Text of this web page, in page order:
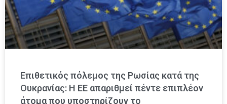
Επιθετικός πόλεμος της Ρωσίας κατά της
Ουκρανίας: Η ΕΕ απαριθμεί πέντε επιπλέον
άτομα που υποστηρίζουν το